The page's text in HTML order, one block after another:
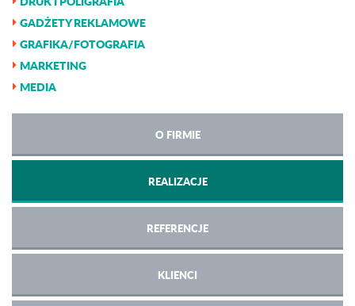
GADŻETY REKLAMOWE
GRAFIKA/FOTOGRAFIA
MARKETING
MEDIA
O FIRMIE
REALIZACJE
REFERENCJE
KLIENCI